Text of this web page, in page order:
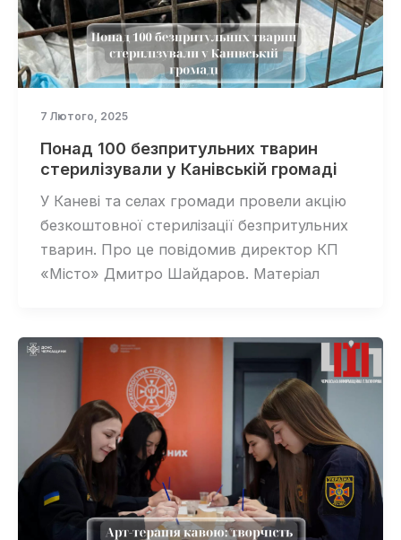
7 Лютого, 2025
Понад 100 безпритульних тварин
стерилізували у Канівській громаді
У Каневі та селах громади провели акцію
безкоштовної стерилізації безпритульних
тварин. Про це повідомив директор КП
«Місто» Дмитро Шайдаров. Матеріал